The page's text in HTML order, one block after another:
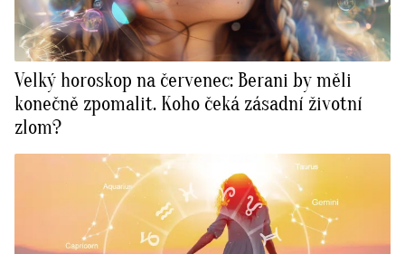
Velký horoskop na červenec: Berani by měli
konečně zpomalit. Koho čeká zásadní životní
zlom?